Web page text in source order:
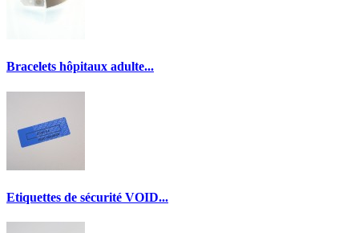
Bracelets hôpitaux adulte...
Etiquettes de sécurité VOID...